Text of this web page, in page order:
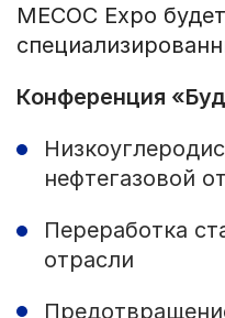
MECOC Expo
Конференция
нефтегазовой
Переработка
отрасли